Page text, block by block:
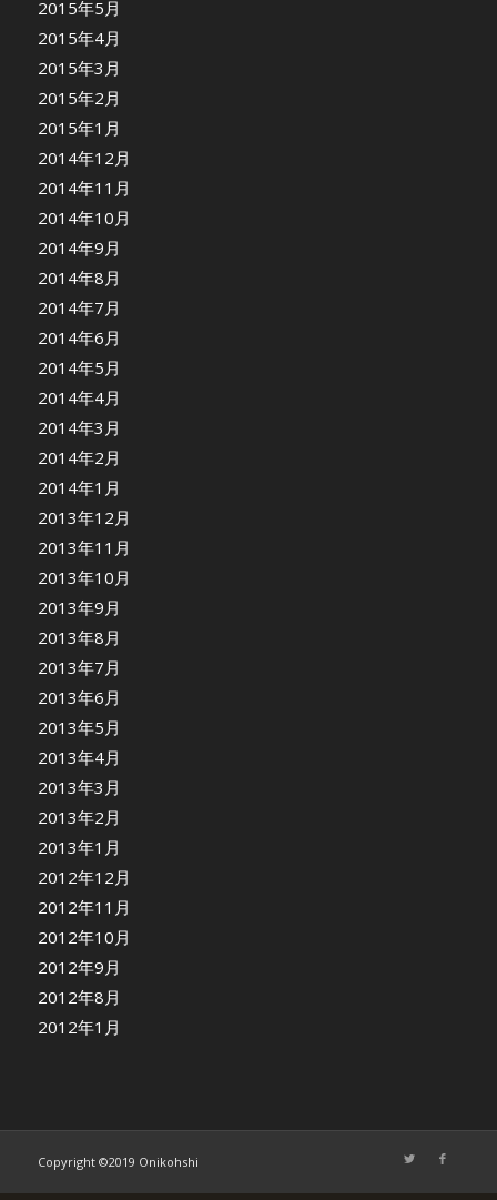
2015年5月
2015年4月
2015年3月
2015年2月
2015年1月
2014年12月
2014年11月
2014年10月
2014年9月
2014年8月
2014年7月
2014年6月
2014年5月
2014年4月
2014年3月
2014年2月
2014年1月
2013年12月
2013年11月
2013年10月
2013年9月
2013年8月
2013年7月
2013年6月
2013年5月
2013年4月
2013年3月
2013年2月
2013年1月
2012年12月
2012年11月
2012年10月
2012年9月
2012年8月
2012年1月
Copyright ©2019 Onikohshi